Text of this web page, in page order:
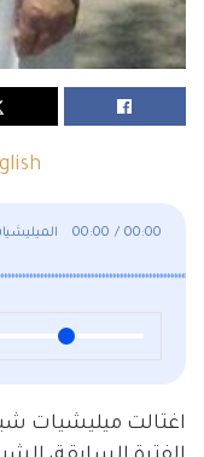
00:00 / 00:00
اغتالت ميليشيات